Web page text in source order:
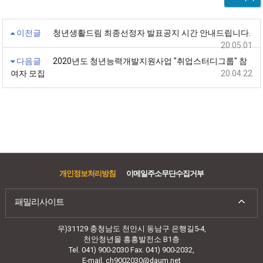
이전글
청년생활드림 최종선정자 발표공지 시간 안내드립니다.
20.05.01
다음글
2020년도 청년능력개발지원사업 "취업스터디그룹" 참
여자 모집
20.04.22
개인정보처리방침 이메일주소무단수집거부
패밀리사이트
우)31129 충청남도 천안시 동남구 은행길5-4,
천안청년몰 흥흥발전소 B1층
Tel. 041) 900-2030 Fax. 041) 900-2032,
E-mail. ch9002030@daum.net